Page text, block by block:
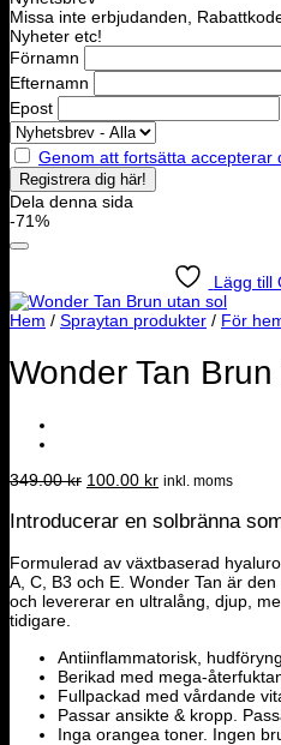
Missa inte erbjudanden,
Nyheter etc!
Förnamn
Efternamn
Epost
Genom att fortsätta accepterar
Dela denna sida
-71%
Lägg till
Hem / Spraytan produkter / För
Wonder Tan
349.00kr Det
priset
349.00 kr.
100.00 krDet
priset
100.00 kr.
inkl. moms
Introducerar en solbränna
Formulerad av växtbaserad
A, C, B3 och E. Wonder Tan är
och levererar en ultralång, djup,
tidigare.
Antiinflammatorisk,
Berikad med mega-
Fullpackad med vårdande
Passar ansikte & kropp.
Inga orangea toner. Ingen